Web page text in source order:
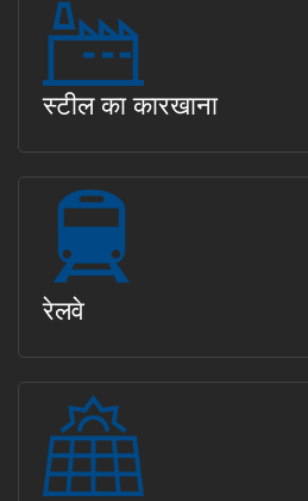
स्टील का कारखाना
रेलवे